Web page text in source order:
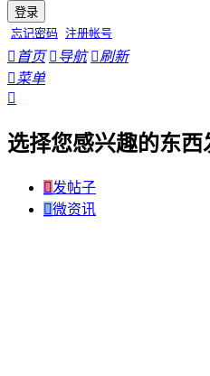
登录
忘记密码 注册帐号
 首页  导航 刷新
菜单

选择您感兴趣的东
发帖子
微资讯